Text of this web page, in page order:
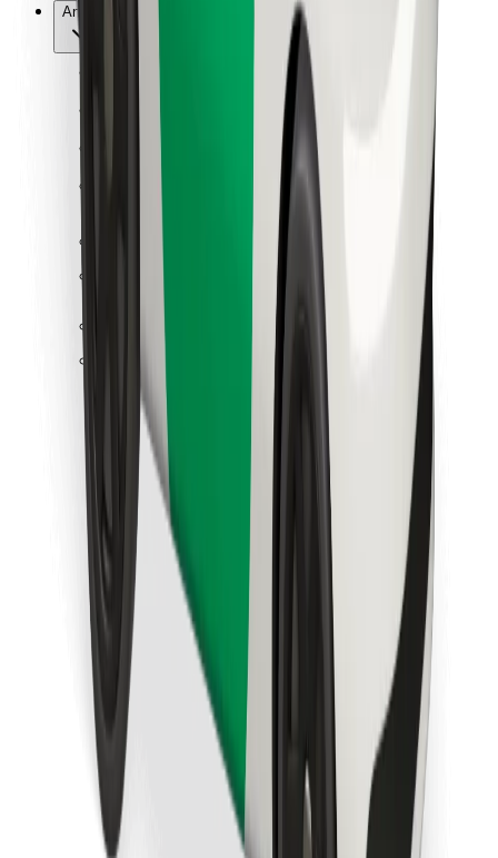
Annet
Leverandører
Informasjonskapsler
Sikkerhet
Få en tur på minutter!
Last ned Bolt-appen
Last ned Bolt Food-appen